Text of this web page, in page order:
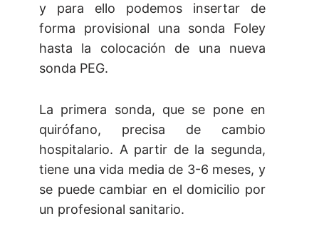
y para ello podemos insertar de
forma provisional una sonda Foley
hasta la colocación de una nueva
sonda PEG.
La primera sonda, que se pone en
quirófano, precisa de cambio
hospitalario. A partir de la segunda,
tiene una vida media de 3-6 meses, y
se puede cambiar en el domicilio por
un profesional sanitario.